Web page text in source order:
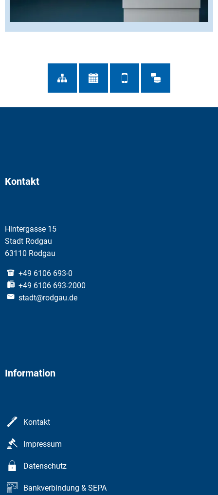
Kontakt
Hintergasse 15
Stadt Rodgau
63110 Rodgau
+49 6106 693-0
+49 6106 693-2000
stadt@rodgau.de
Information
Kontakt
Impressum
Datenschutz
Bankverbindung & SEPA